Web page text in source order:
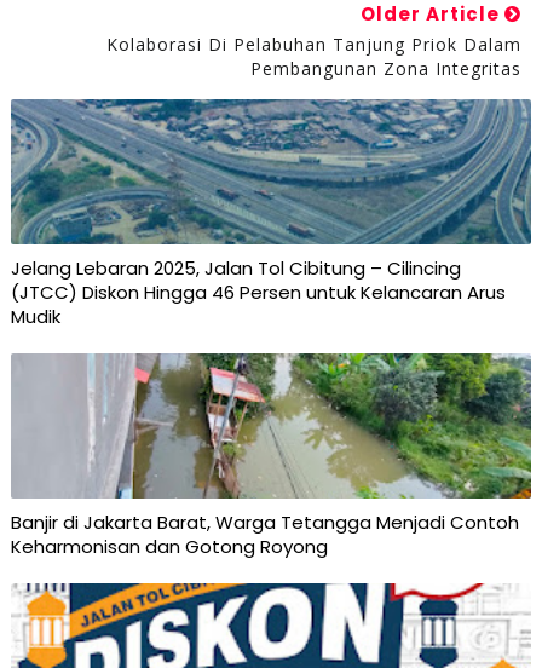
Older Article
Kolaborasi Di Pelabuhan Tanjung Priok Dalam
Pembangunan Zona Integritas
Jelang Lebaran 2025, Jalan Tol Cibitung – Cilincing
(JTCC) Diskon Hingga 46 Persen untuk Kelancaran Arus
Mudik
Banjir di Jakarta Barat, Warga Tetangga Menjadi Contoh
Keharmonisan dan Gotong Royong